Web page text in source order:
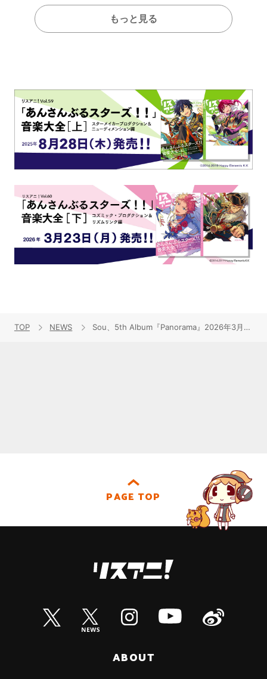
もっと見る
TOP NEWS Sou、5th Album『Panorama』2026年3月4日リリース決定！
PAGE TOP
ABOUT